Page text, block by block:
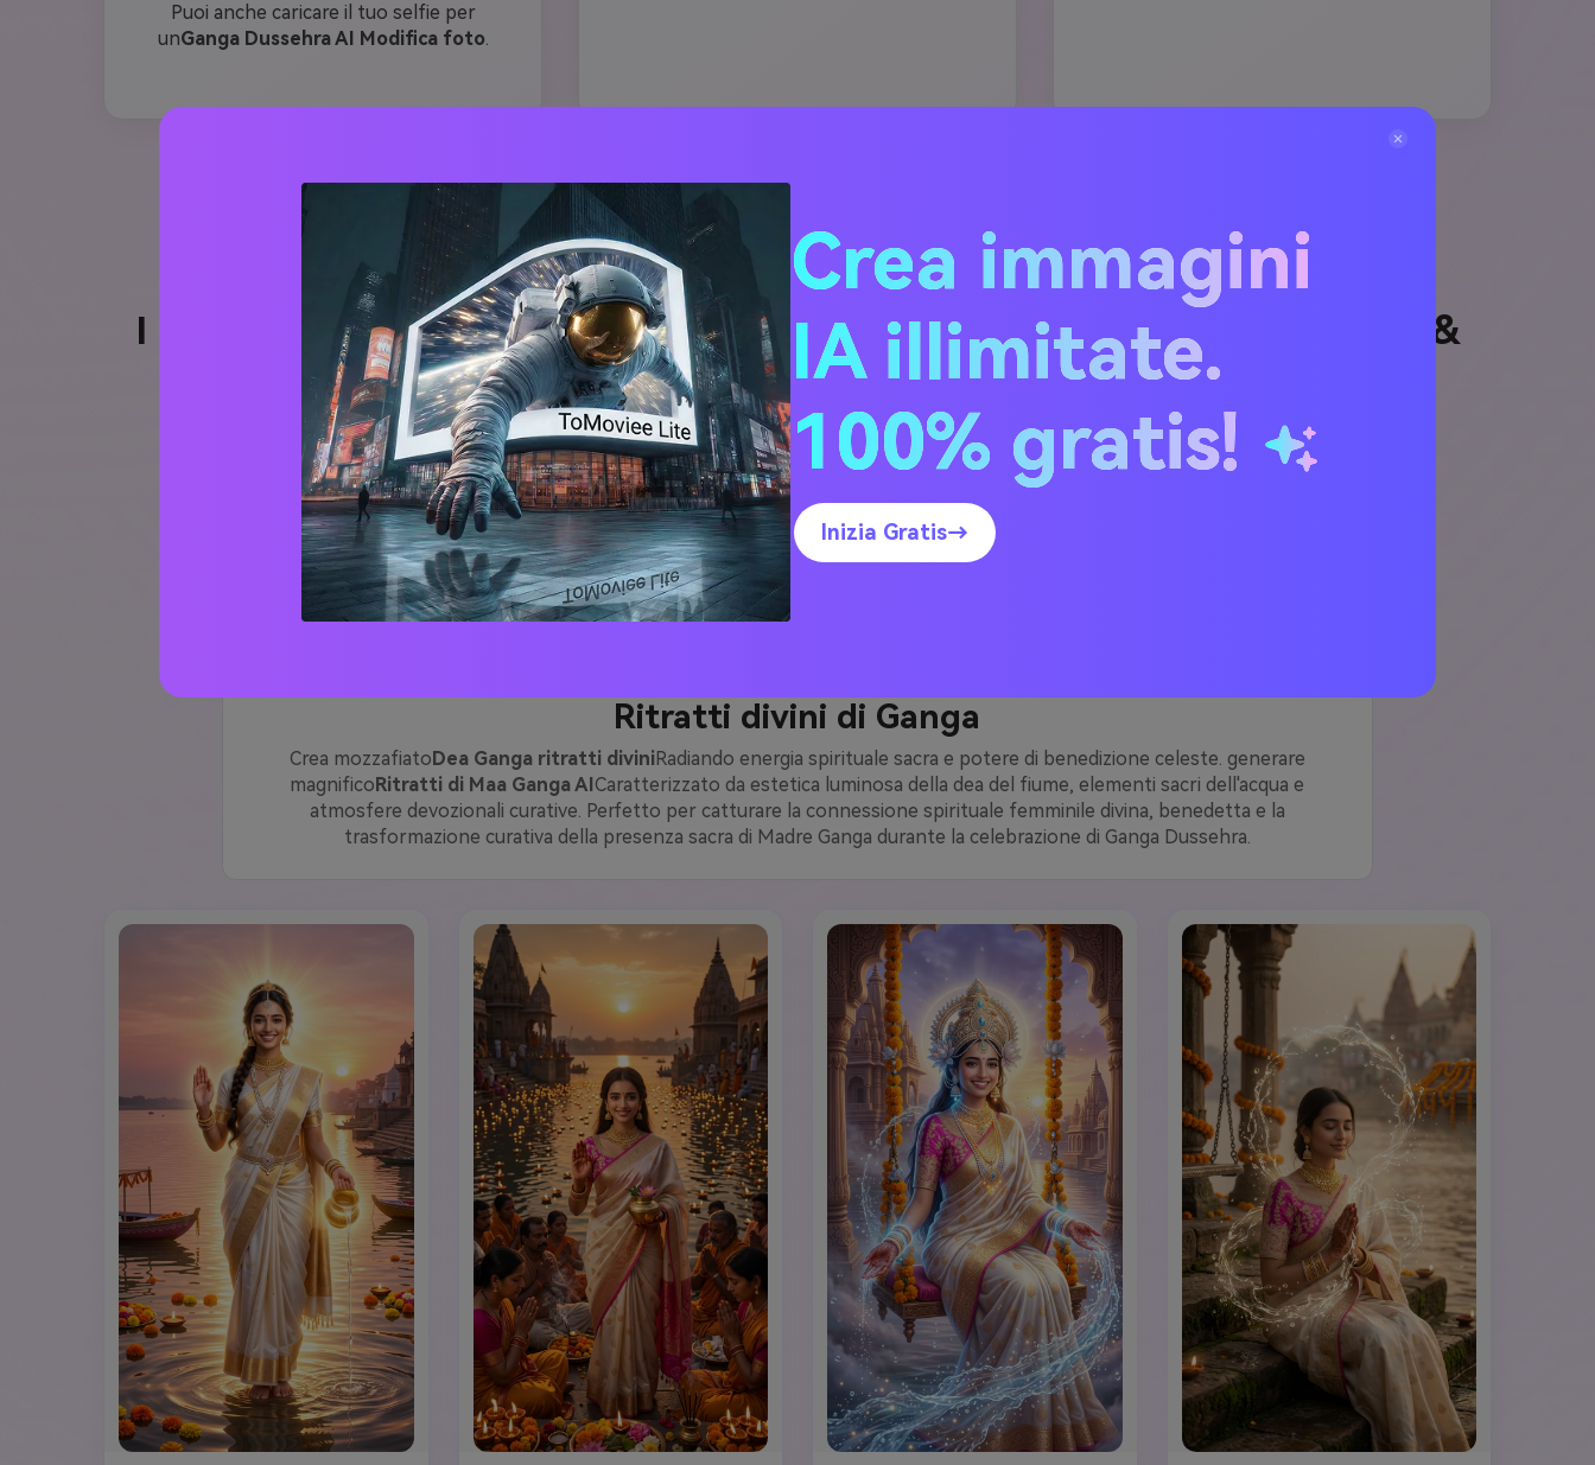
Puoi anche caricare il tuo selfie per
unGanga Dussehra AI Modifica foto.
GENERA GANGA DUSSEHRA AI FOTO GRATIS
I migliori suggerimenti fotografici per AI Ganga Dussehra per ChatGPT &
Gemini
Scopri il DivinoGanga Dussehra AI photo prompts Celebrando la sacra discesa di Madre Ganga e le sue benedizioni. generare
sorprendenteDea Ganga AI RitrattiCon l'estetica della dea del fiume celeste, l'energia spirituale di guarigione e le immagini del
festival devozionale. Questi pronti all'usoGanga festival AI prompts
Aiuta a creare istantaneamente ritratti di dee sacre, rulli Aarti
virali, look tradizionali di festival e video devozionali coinvolgenti perfetti per Instagram, Pinterest, YouTube e WhatsApp su tutti i
dispositivi.
Ritratti divini di Ganga Il Festival tradizionale Looks
Ritratti divini di Ganga
Crea mozzafiatoDea Ganga ritratti diviniRadiando energia spirituale sacra e potere di benedizione celeste. generare
magnificoRitratti di Maa Ganga AICaratterizzato da estetica luminosa della dea del fiume, elementi sacri dell'acqua e
atmosfere devozionali curative. Perfetto per catturare la connessione spirituale femminile divina, benedetta e la
trasformazione curativa della presenza sacra di Madre Ganga durante la celebrazione di Ganga Dussehra.
Crea immagini
IA illimitate.
100% gratis!
Inizia Gratis→